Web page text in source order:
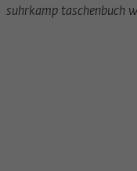
suhrkamp taschenbuch